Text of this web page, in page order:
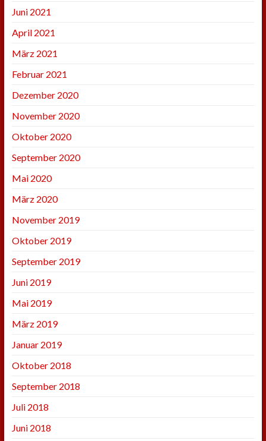
Juni 2021
April 2021
März 2021
Februar 2021
Dezember 2020
November 2020
Oktober 2020
September 2020
Mai 2020
März 2020
November 2019
Oktober 2019
September 2019
Juni 2019
Mai 2019
März 2019
Januar 2019
Oktober 2018
September 2018
Juli 2018
Juni 2018